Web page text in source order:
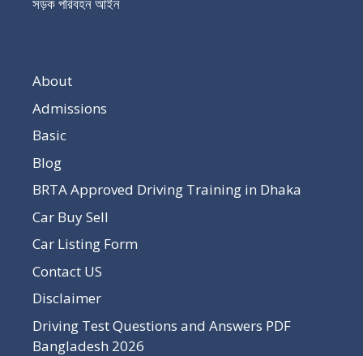
সড়ক পরিবহন আইন
About
Admissions
Basic
Blog
BRTA Approved Driving Training in Dhaka
Car Buy Sell
Car Listing Form
Contact US
Disclaimer
Driving Test Questions and Answers PDF
Bangladesh 2026